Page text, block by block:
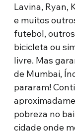
Lavina, Ryan,
e muitos
futebol,
bicicleta ou
livre. Mas
de Mumbai,
pararam!
pobreza no
cidade onde